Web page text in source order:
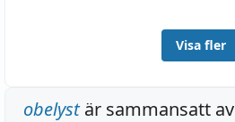
Visa fler
obelystär sammansatt av